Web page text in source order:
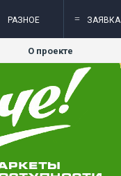
РАЗНОЕ = ЗАЯВКА
О проекте